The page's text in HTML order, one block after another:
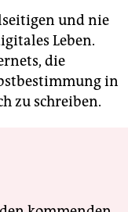
und nie
Leben.
die
in
zu schreiben.